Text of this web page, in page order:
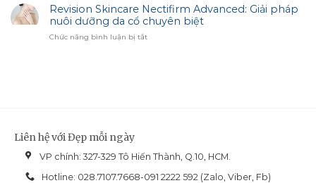
Biotrade
Giải
Pháp
Chỉnh
Acnaut:
Lựa
chọn
cho
Revision Skincare Nectifirm Advanced: Giải pháp
nuôi dưỡng da cổ chuyên biệt
Chức năng bình luận bị tắtở
chuyên
Liên hệ với Đẹp mỗi ngày
VP chính: 327-329 Tô Hiến Thành, Q.10, HCM.
Hotline: 028.7107.7668-091 2222 592 (Zalo, Viber, Fb)